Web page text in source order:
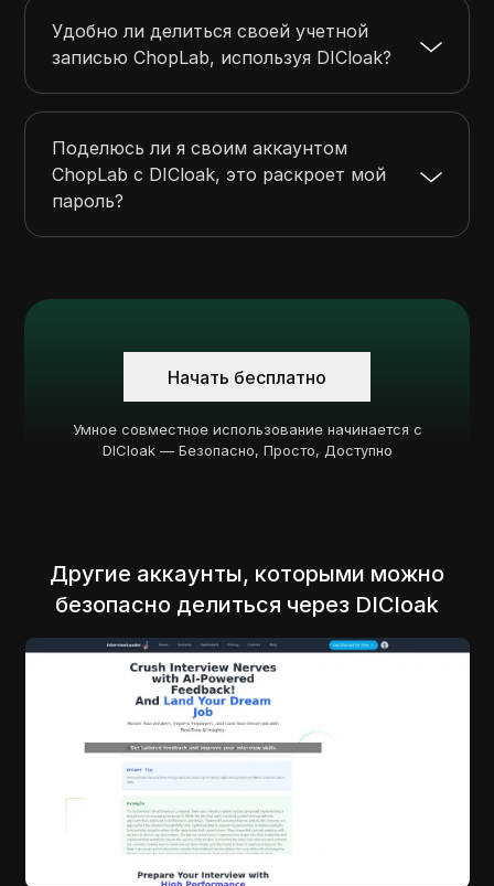
Удобно ли делиться своей учетной
записью ChopLab, используя DICloak?
Поделюсь ли я своим аккаунтом
ChopLab с DICloak, это раскроет мой
пароль?
Начать бесплатно
Умное совместное использование начинается с
DICloak — Безопасно, Просто, Доступно
Другие аккаунты, которыми можно
безопасно делиться через DICloak